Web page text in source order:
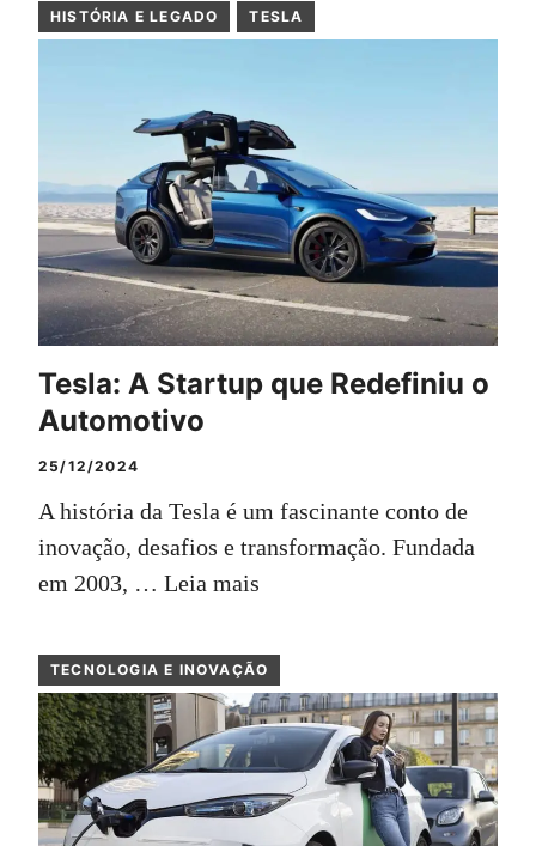
HISTÓRIA E LEGADO TESLA
Tesla: A Startup que Redefiniu o
Automotivo
25/12/2024
A história da Tesla é um fascinante conto de
inovação, desafios e transformação. Fundada
em 2003, … Leia mais
TECNOLOGIA E INOVAÇÃO